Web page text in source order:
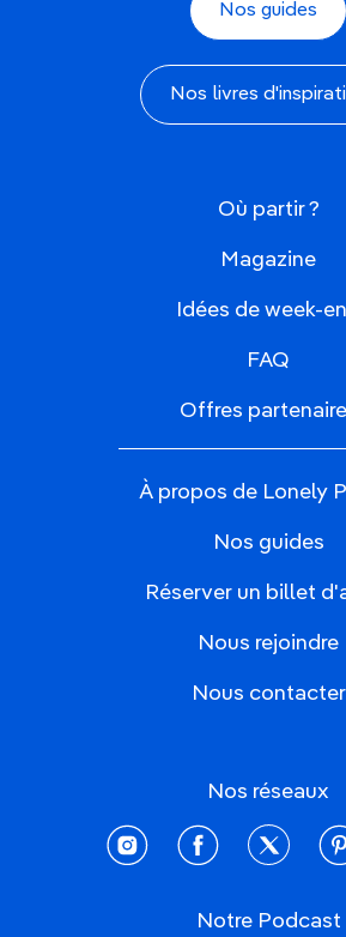
Nos guides
Nos livres
Où partir ?
Magazine
Idées de week-
FAQ
Offres
À propos de Lonely
Nos guides
Réserver un billet
Nous rejoindre
Nous contacter
Nos réseaux
instagramfacebooktwitter
Notre Podcast